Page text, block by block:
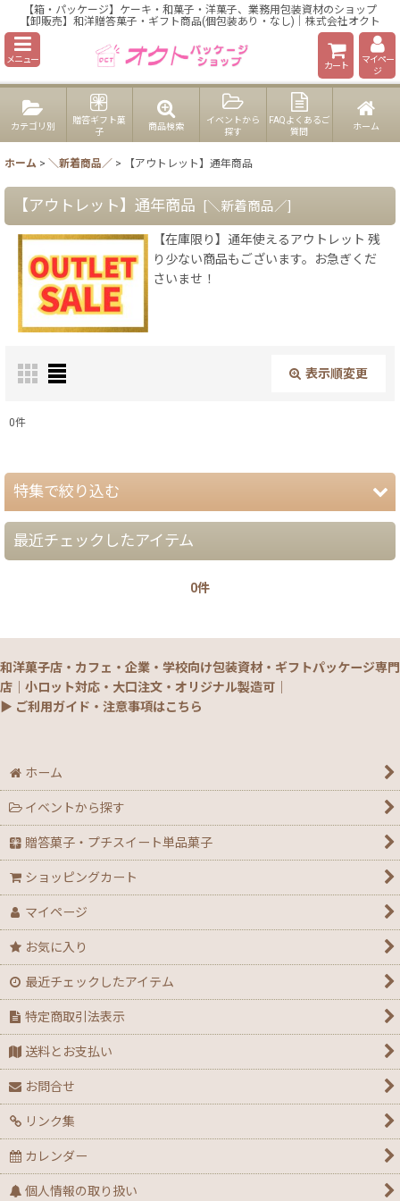
【箱・パッケージ】ケーキ・和菓子・洋菓子、業務用包装資材のショップ
【卸販売】和洋贈答菓子・ギフト商品(個包装あり・なし)｜株式会社オクト
メニュー
カート
マイペー
ジ
カテゴリ別
贈答ギフト菓
子
商品検索
イベントから
探す
FAQよくあるご
質問
ホーム
ホーム > ＼新着商品／ > 【アウトレット】通年商品
【アウトレット】通年商品 [＼新着商品／]
【在庫限り】通年使えるアウトレット 残
り少ない商品もございます。お急ぎくだ
さいませ！
表示順変更
在庫あり
並び順:
絞り込む
0件
特集で絞り込む
【夏】さわやかパッケージ
【銘菓撰29・秋冬】洋菓子ギフト（贈答）
【銘菓撰29・秋冬】菓子単品・プチギフト
【秋】秋のおすすめパッケージ
【ハロウィン】★全力応援★グッズ★
【アウトレット】ハロウィン
【２０２６年】クリスマスデコ箱・ノエル箱・トレー
【クリスマス】ミニデコ箱トレー付き＜3号 4号 4.5
【クリスマス】ノエル箱
【クリスマス】★全力応援！X’masグッズ
最近チェックしたアイテム
0件
和洋菓子店・カフェ・企業・学校向け包装資材・ギフトパッケージ専門
店｜小ロット対応・大口注文・オリジナル製造可｜
▶ ご利用ガイド・注意事項はこちら
ホーム
イベントから探す
贈答菓子・プチスイート単品菓子
ショッピングカート
マイページ
お気に入り
最近チェックしたアイテム
特定商取引法表示
送料とお支払い
お問合せ
リンク集
カレンダー
個人情報の取り扱い